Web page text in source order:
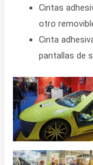
Cintas
otro
Cinta
pantallas de